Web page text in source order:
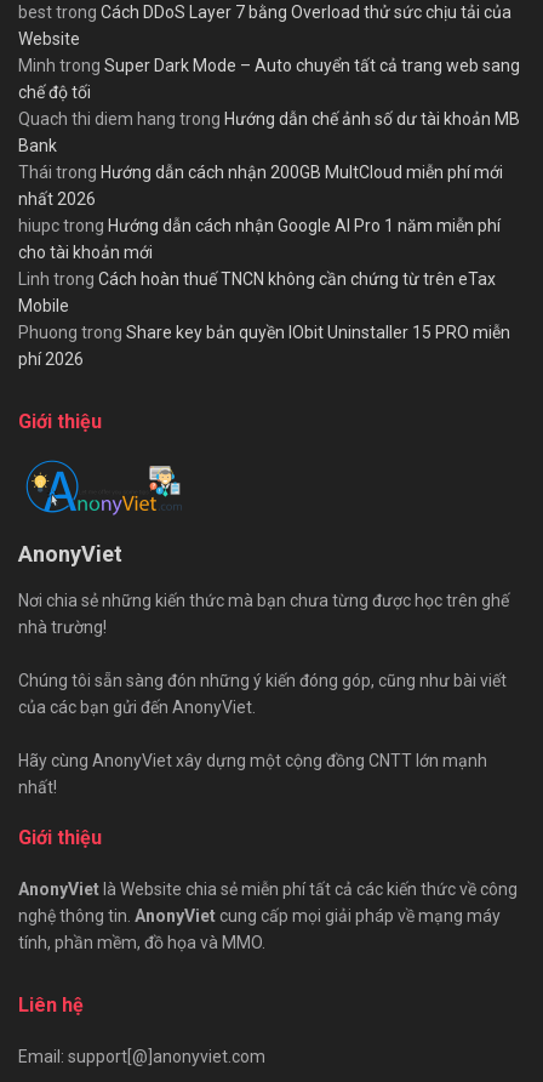
besttrong Cách DDoS Layer 7 bằng Overload thử sức chịu tải của
Website
Minh trong Super Dark Mode – Auto chuyển tất cả trang web sang
chế độ tối
Quach thi diem hang trong Hướng dẫn chế ảnh số dư tài khoản MB
Bank
Thái trong Hướng dẫn cách nhận 200GB MultCloud miễn phí mới
nhất 2026
hiupctrong Hướng dẫn cách nhận Google AI Pro 1 năm miễn phí
cho tài khoản mới
Linh trong Cách hoàn thuế TNCN không cần chứng từ trên eTax
Mobile
Phuong trong Share key bản quyền IObit Uninstaller 15 PRO miễn
phí 2026
Giới thiệu
AnonyViet
Nơi chia sẻ những kiến thức mà bạn chưa từng được học trên ghế
nhà trường!
Chúng tôi sẵn sàng đón những ý kiến đóng góp, cũng như bài viết
của các bạn gửi đến AnonyViet.
Hãy cùng AnonyViet xây dựng một cộng đồng CNTT lớn mạnh
nhất!
Giới thiệu
AnonyViet là Website chia sẻ miễn phí tất cả các kiến thức về công
nghệ thông tin. AnonyViet cung cấp mọi giải pháp về mạng máy
tính, phần mềm, đồ họa và MMO.
Liên hệ
Email: support[@]anonyviet.com